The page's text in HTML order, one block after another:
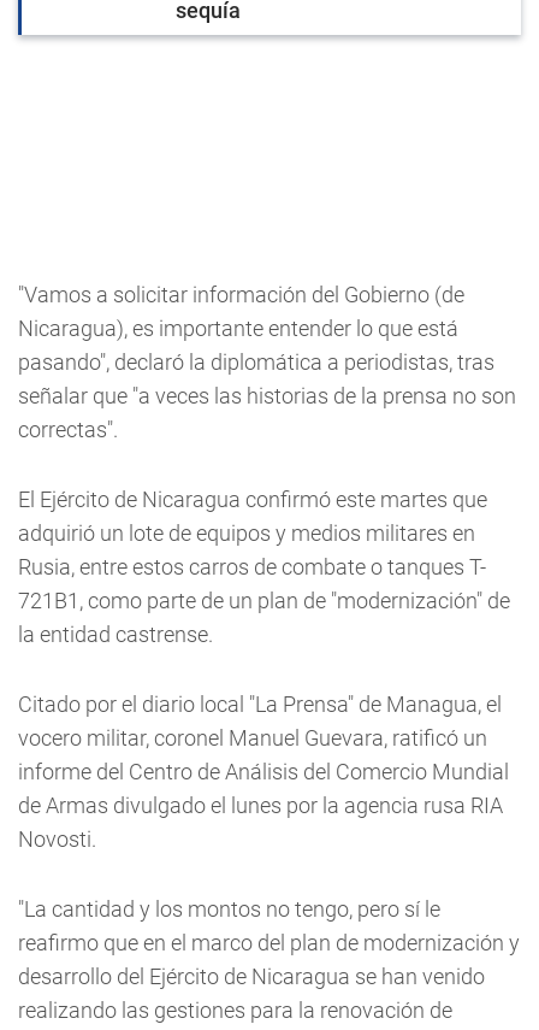
sequía
"Vamos a solicitar información del Gobierno (de
Nicaragua), es importante entender lo que está
pasando", declaró la diplomática a periodistas, tras
señalar que "a veces las historias de la prensa no son
correctas".
El Ejército de Nicaragua confirmó este martes que
adquirió un lote de equipos y medios militares en
Rusia, entre estos carros de combate o tanques T-
721B1, como parte de un plan de "modernización" de
la entidad castrense.
Citado por el diario local "La Prensa" de Managua, el
vocero militar, coronel Manuel Guevara, ratificó un
informe del Centro de Análisis del Comercio Mundial
de Armas divulgado el lunes por la agencia rusa RIA
Novosti.
"La cantidad y los montos no tengo, pero sí le
reafirmo que en el marco del plan de modernización y
desarrollo del Ejército de Nicaragua se han venido
realizando las gestiones para la renovación de